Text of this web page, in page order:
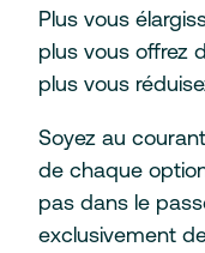
Plus vous
plus vous offrez
plus vous
Soyez au
de chaque
pas dans le
exclusivement